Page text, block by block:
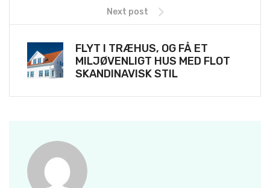
Next post
FLYT I TRÆHUS, OG FÅ ET
MILJØVENLIGT HUS MED FLOT
SKANDINAVISK STIL